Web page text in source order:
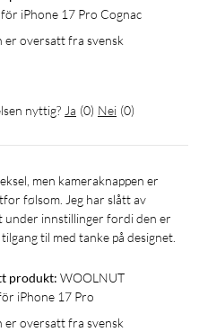
iPhone 17 Pro Cognac
er oversatt fra svensk
nyttig? Ja (0) Nei (0)
følsom. Jeg har slått av
under innstillinger fordi den er
til med tanke på designet.
produkt: WOOLNUT
iPhone 17 Pro
er oversatt fra svensk